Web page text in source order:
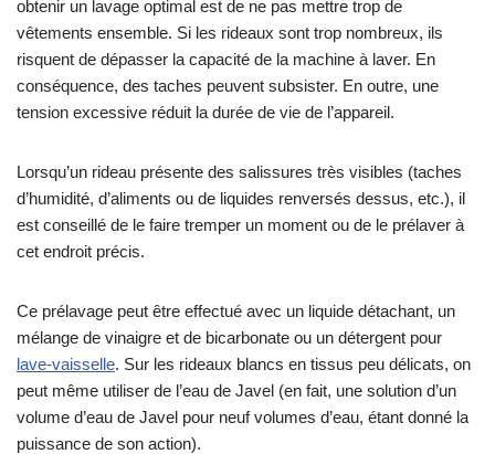
obtenir un lavage optimal est de ne pas mettre trop de
vêtements ensemble. Si les rideaux sont trop nombreux, ils
risquent de dépasser la capacité de la machine à laver. En
conséquence, des taches peuvent subsister. En outre, une
tension excessive réduit la durée de vie de l’appareil.
Lorsqu’un rideau présente des salissures très visibles (taches
d’humidité, d’aliments ou de liquides renversés dessus, etc.), il
est conseillé de le faire tremper un moment ou de le prélaver à
cet endroit précis.
Ce prélavage peut être effectué avec un liquide détachant, un
mélange de vinaigre et de bicarbonate ou un détergent pour
lave-vaisselle. Sur les rideaux blancs en tissus peu délicats, on
peut même utiliser de l’eau de Javel (en fait, une solution d’un
volume d’eau de Javel pour neuf volumes d’eau, étant donné la
puissance de son action).